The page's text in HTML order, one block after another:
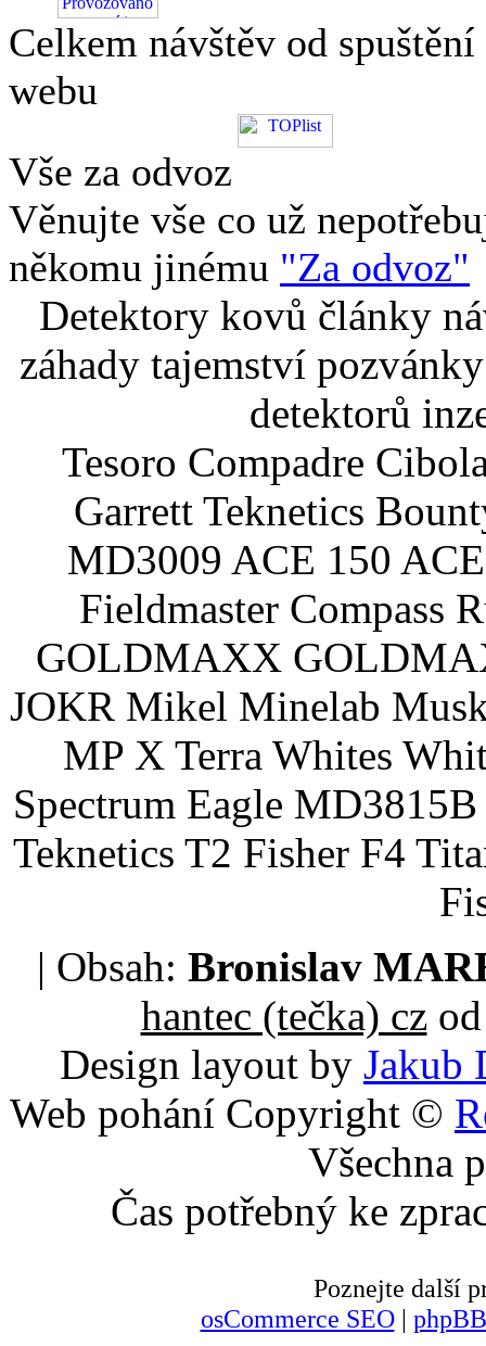
Celkem návštěv od spuštění
webu
Vše za odvoz
Věnujte vše co už
někomu jinému "Za odvoz"
Detektory kovů články
záhady tajemství
detektorů
Tesoro Compadre
Garrett Teknetics
MD3009 ACE 150
Fieldmaster Compass
GOLDMAXX
JOKR Mikel Minelab
MP X Terra Whites
Spectrum Eagle
Teknetics T2 Fisher F4
| Obsah: Bronislav
hantec (tečka) czod
Design layout by Jakub
Web pohání Copyright ©
Všechna
Čas potřebný ke
Poznejte další
osCommerce SEO|